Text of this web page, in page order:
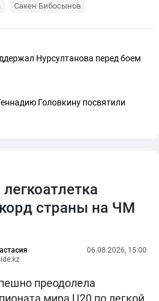
Сакен Бибосынов
Нурсултанова перед боем
Головкину посвятили
страны на ЧМ
06.08.2026, 15:00
преодолела
мира U20 по легкой